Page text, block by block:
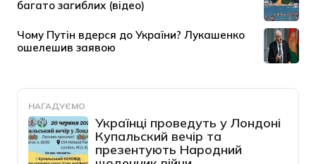
НАГАДУЄМО
Українці проведуть у Лондоні
Купальский вечір та
презентують Народний